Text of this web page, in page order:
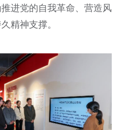
进党的自我革命、营造风
精神支撑。